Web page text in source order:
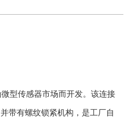
型传感器市场而开发。该连接
带有螺纹锁紧机构，是工厂自